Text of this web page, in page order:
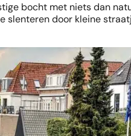
bocht met niets dan
slenteren door kleine